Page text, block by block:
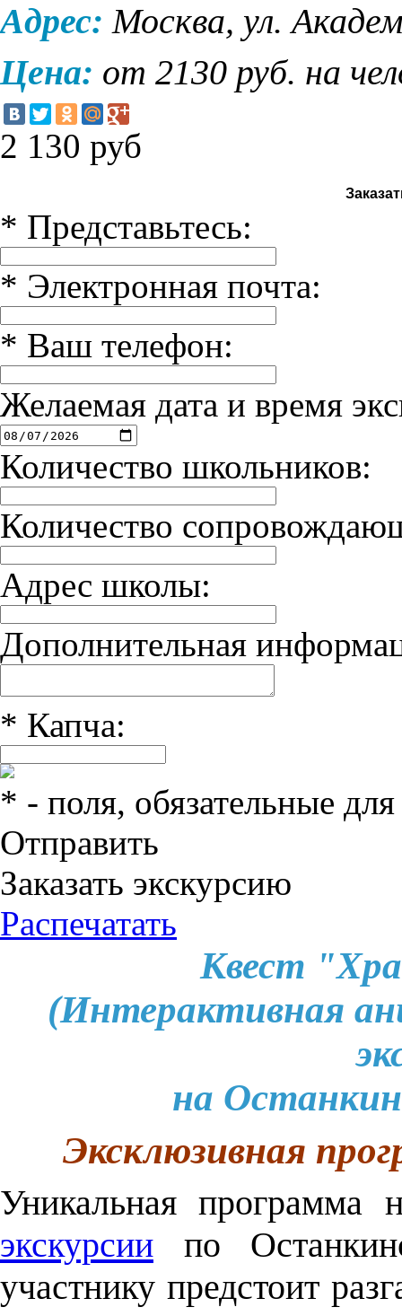
Адрес:Москва, ул.
Цена: от 2130 руб. на
2 130 руб
* Представьтесь:
* Электронная почта:
* Ваш телефон:
Желаемая дата и время
Количество школьников:
Количество
Адрес школы:
Дополнительная
* Капча:
* - поля, обязательные
Отправить
Заказать экскурсию
Распечатать
Квест
(Интерактивная
на
Эксклюзивная
Уникальная программа
экскурсии по
участнику предстоит